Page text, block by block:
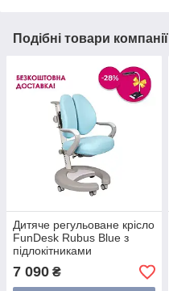
Подібні товари компанії
Дитяче регульоване крісло
FunDesk Rubus Blue з
підлокітниками
7 090 ₴